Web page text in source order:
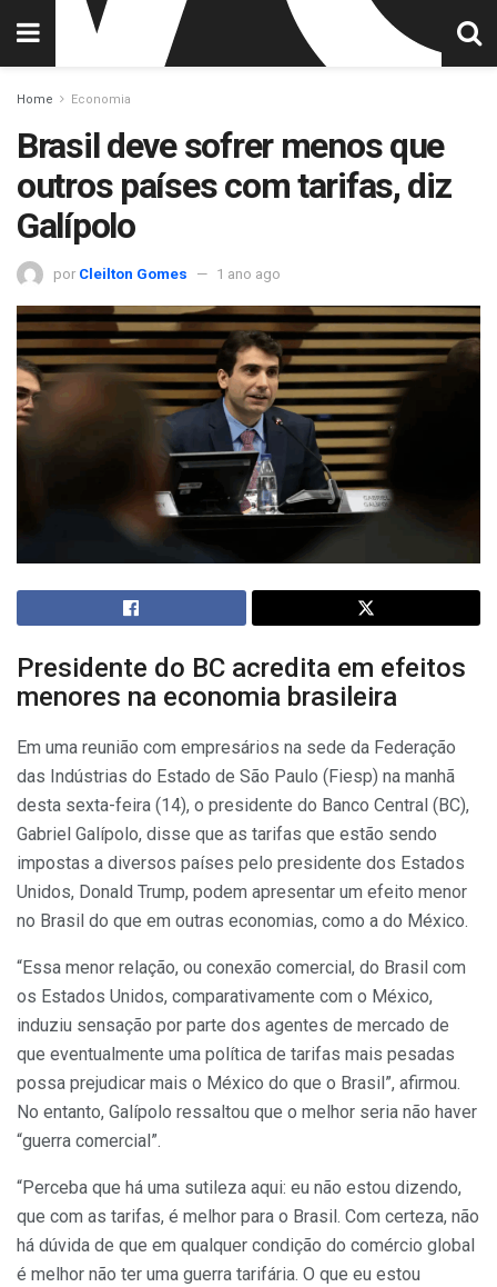
Home Economia
Brasil deve sofrer menos que
outros países com tarifas, diz
Galípolo
por Cleilton Gomes 1 ano ago
Presidente do BC acredita em efeitos
menores na economia brasileira
Em uma reunião com empresários na sede da Federação
das Indústrias do Estado de São Paulo (Fiesp) na manhã
desta sexta-feira (14), o presidente do Banco Central (BC),
Gabriel Galípolo, disse que as tarifas que estão sendo
impostas a diversos países pelo presidente dos Estados
Unidos, Donald Trump, podem apresentar um efeito menor
no Brasil do que em outras economias, como a do México.
“Essa menor relação, ou conexão comercial, do Brasil com
os Estados Unidos, comparativamente com o México,
induziu sensação por parte dos agentes de mercado de
que eventualmente uma política de tarifas mais pesadas
possa prejudicar mais o México do que o Brasil”, afirmou.
No entanto, Galípolo ressaltou que o melhor seria não haver
“guerra comercial”.
“Perceba que há uma sutileza aqui: eu não estou dizendo,
que com as tarifas, é melhor para o Brasil. Com certeza, não
há dúvida de que em qualquer condição do comércio global
é melhor não ter uma guerra tarifária. O que eu estou